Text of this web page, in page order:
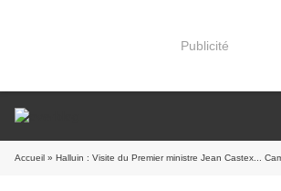
Publicité
Accueil » Halluin : Visite du Premier ministre Jean Castex... Campagne